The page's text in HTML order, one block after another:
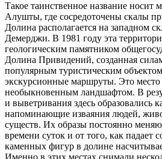
Такое таинственное название носит
Алушты, где сосредоточены скалы
Долина располагается на западном
Демерджи. В 1981 году эта
геологическим памятником
Долина Привидений, созданная
популярным туристическим
экскурсионные маршруты. Это
необыкновенным ландшафтом. В
и выветривания здесь образовались
напоминающие изваяния людей,
существ. Их образы постоянно
времени суток и от того, как падает
каменных фигур в долине